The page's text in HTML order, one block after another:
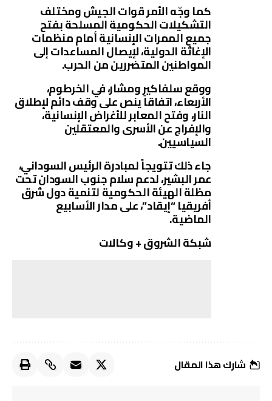
كما وجّه الأمر قوات الجيش ومختلف
التشكيلات الحكومية المسلحة بفتح
جميع الممرات الإنسانية أمام منظمات
الإغاثة الدولية، لإيصال المساعدات إلى
المواطنين المتضررين من الحرب.
ووقع سلفاكير ومشار، في الخرطوم،
الأربعاء، اتفاقاً ينص على وقف دائم لإطلاق
النار، وفتح المعابر للأغراض الإنسانية،
والإفراج عن الأسرى والمعتقلين
السياسيين.
جاء ذلك تتويجاً لمبادرة الرئيس السوداني،
عمر البشير، لدعم سلام جنوب السودان تحت
مظلة الهيئة الحكومية لتنمية دول شرق
أفريقيا “إيقاد”، على مدار الأسابيع
الماضية.
شبكة الشروق + وكالات
شارك هذا المقال